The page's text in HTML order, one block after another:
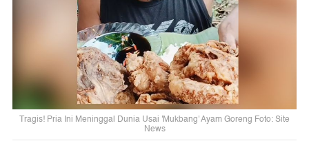
Tragis! Pria Ini Meninggal Dunia Usai 'Mukbang' Ayam Goreng Foto: Site
News